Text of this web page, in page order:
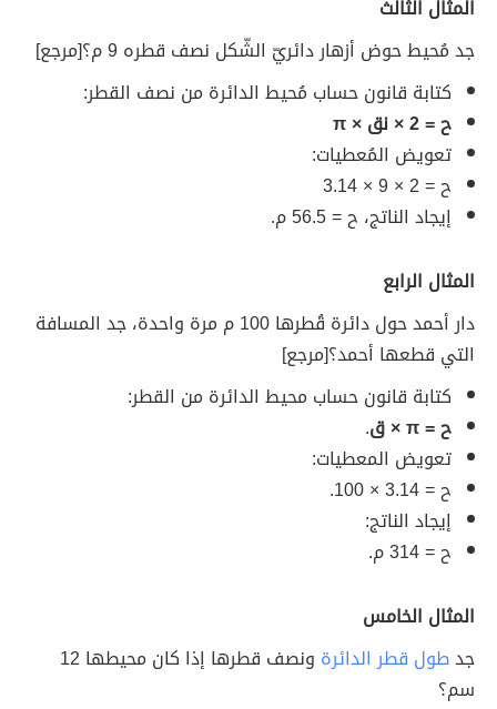
المثال الثالث
جد مُحيط حوض أزهار دائريّ الشّكل نصف قطره 9 م؟ [مرجع]
كتابة قانون حساب مُحيط الدائرة من نصف القطر:
ح = 2 × نق × π
تعويض المُعطيات:
ح = 2 × 9 × 3.14
إيجاد الناتج، ح = 56.5 م.
المثال الرابع
دار أحمد حول دائرة قُطرها 100 م مرة واحدة، جد المسافة
التي قطعها أحمد؟ [مرجع]
كتابة قانون حساب محيط الدائرة من القطر:
ح = π × ق
.
تعويض المعطيات:
ح = 3.14 × 100.
إيجاد الناتج:
ح = 314 م.
المثال الخامس
جدطول قطر الدائرة
ونصف قطرها إذا كان محيطها 12
سم؟